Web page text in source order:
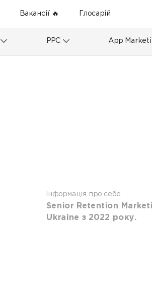
Вакансії 🔥 Глосарій
PPC App
Інформація про себе
Senior Retention
Ukraine з 2022 року.